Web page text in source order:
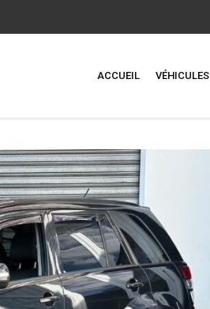
ACCUEIL